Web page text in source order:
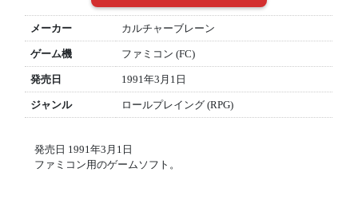
メーカー カルチャーブレーン
ゲーム機 ファミコン (FC)
発売日 1991年3月1日
ジャンル ロールプレイング (RPG)
発売日 1991年3月1日
ファミコン用のゲームソフト。